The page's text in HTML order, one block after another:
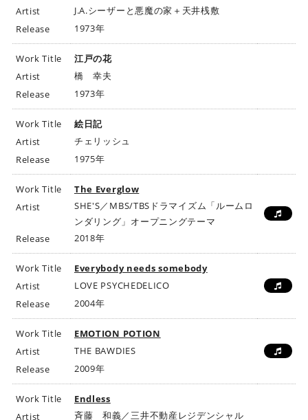
Artist
J.A.シーザーと悪魔の家＋天井桟敷
Release
1973年
Work Title
江戸の花
Artist
橋 幸夫
Release
1973年
Work Title
絵日記
Artist
チェリッシュ
Release
1975年
Work Title
The Everglow
Artist
SHE'S／MBS/TBSドラマイズム「ルームロ
ンダリング」オープニングテーマ
Release
2018年
Work Title
Everybody needs somebody
Artist
LOVE PSYCHEDELICO
Release
2004年
Work Title
EMOTION POTION
Artist
THE BAWDIES
Release
2009年
Work Title
Endless
Artist
斉藤 和義／三井不動産レジデンシャル